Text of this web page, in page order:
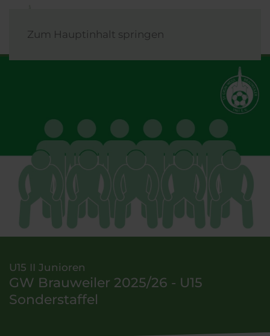
Zum Hauptinhalt springen
U15 II Junioren
GW Brauweiler 2025/26 - U15
Sonderstaffel